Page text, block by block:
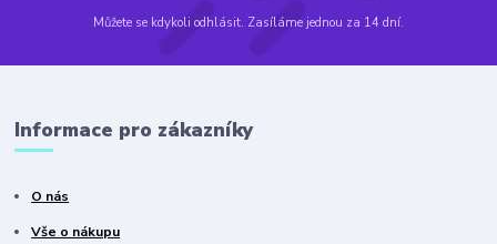
Můžete se kdykoli odhlásit. Zasíláme jednou za 14 dní.
Informace pro zákazníky
O nás
Vše o nákupu